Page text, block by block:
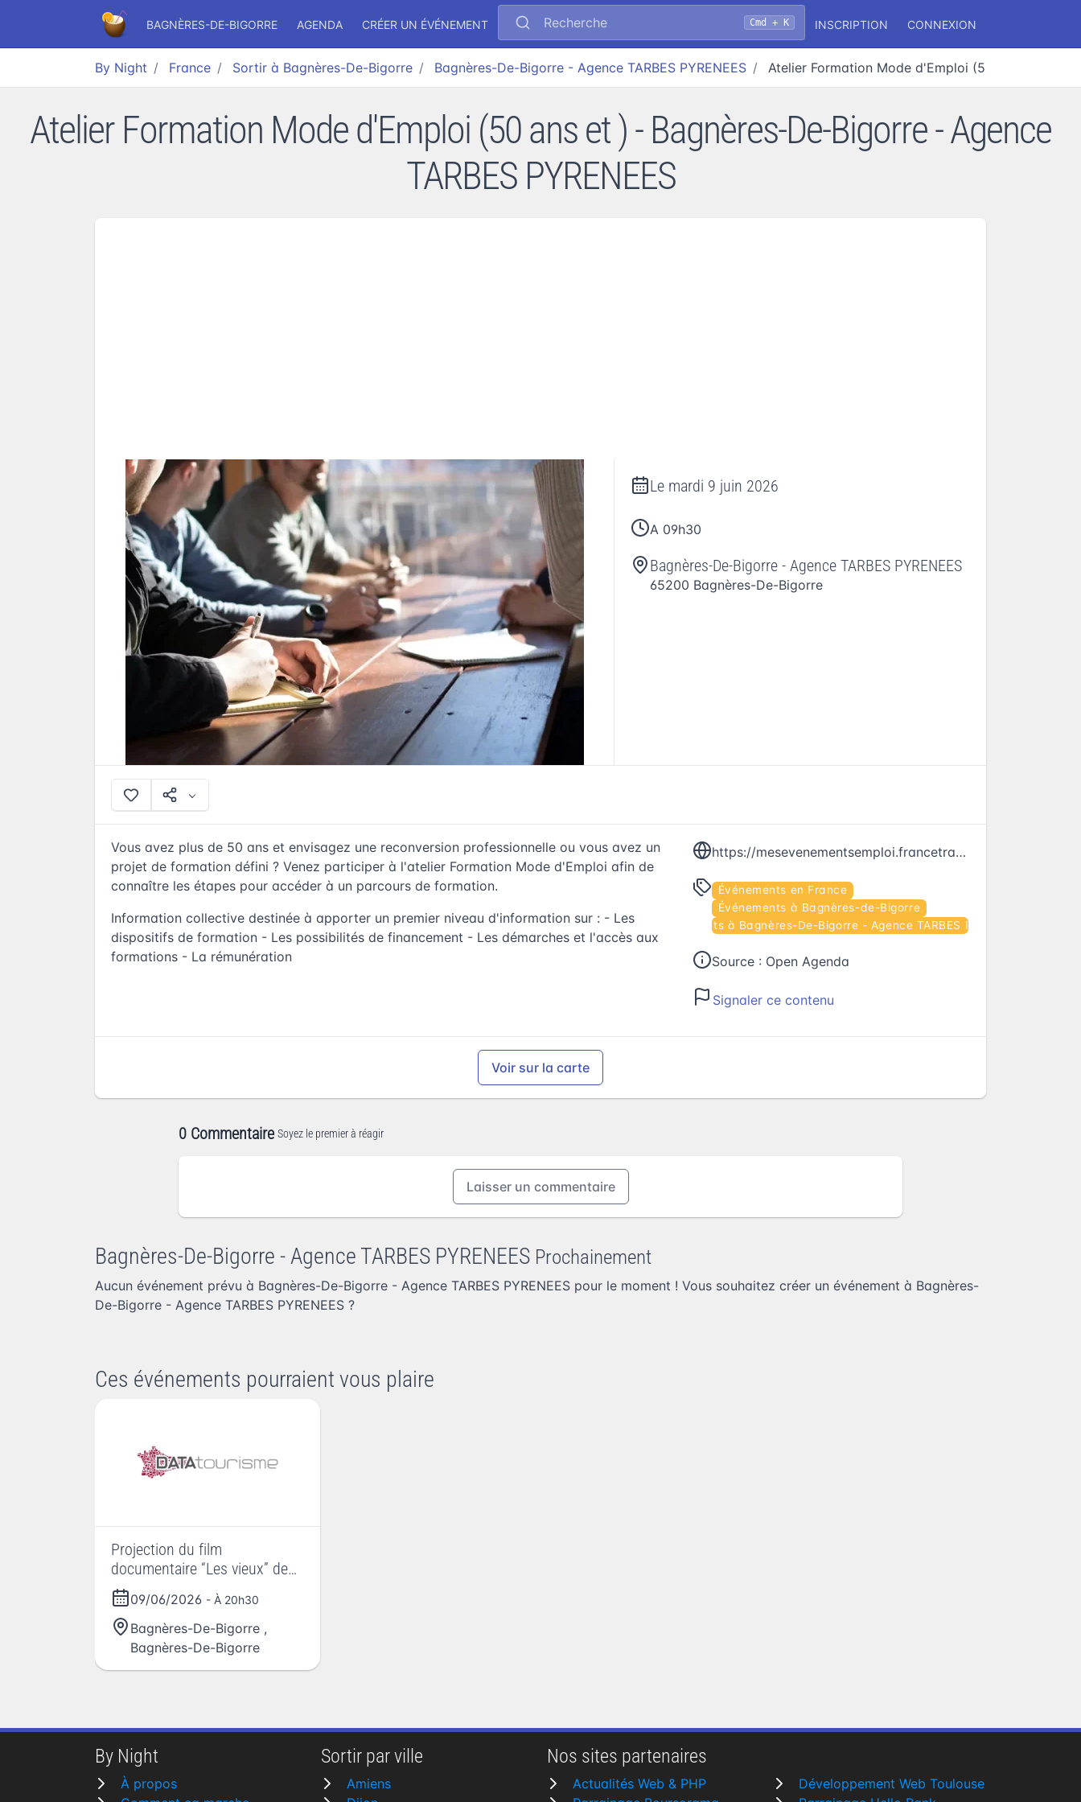
BAGNÈRES-DE-BIGORRE AGENDA CRÉER UN ÉVÉNEMENT Recherche Cmd + K INSCRIPTION CONNEXION
By Night France Sortir à Bagnères-De-Bigorre Bagnères-De-Bigorre - Agence TARBES PYRENEES Atelier Formation Mode d'Emploi (50 ans et )
Atelier Formation Mode d'Emploi (50 ans et ) - Bagnères-De-Bigorre - Agence
TARBES PYRENEES
Le mardi 9 juin 2026
A 09h30
Bagnères-De-Bigorre - Agence TARBES PYRENEES
65200 Bagnères-De-Bigorre
Vous avez plus de 50 ans et envisagez une reconversion professionnelle ou vous avez un
projet de formation défini ? Venez participer à l'atelier Formation Mode d'Emploi afin de
connaître les étapes pour accéder à un parcours de formation.
Information collective destinée à apporter un premier niveau d'information sur : - Les
dispositifs de formation - Les possibilités de financement - Les démarches et l'accès aux
formations - La rémunération
https://mesevenementsemploi.francetravail.fr/mes-evenements-emploi/evenement/663357
Événements en France
Événements à Bagnères-de-Bigorre
Événements à Bagnères-De-Bigorre - Agence TARBES PYRENEES
Source : Open Agenda
Signaler ce contenu
Voir sur la carte
0 Commentaire Soyez le premier à réagir
Laisser un commentaire
Bagnères-De-Bigorre - Agence TARBES PYRENEES Prochainement
Aucun événement prévu à Bagnères-De-Bigorre - Agence TARBES PYRENEES pour le moment ! Vous souhaitez créer un événement à Bagnères-
De-Bigorre - Agence TARBES PYRENEES ?
Ces événements pourraient vous plaire
Projection du film
documentaire “Les vieux” de
Claus Drexel
09/06/2026 - À 20h30
Bagnères-De-Bigorre ,
Bagnères-De-Bigorre
By Night
À propos
Sortir par ville
Amiens
Nos sites partenaires
Actualités Web & PHP
Développement Web Toulouse